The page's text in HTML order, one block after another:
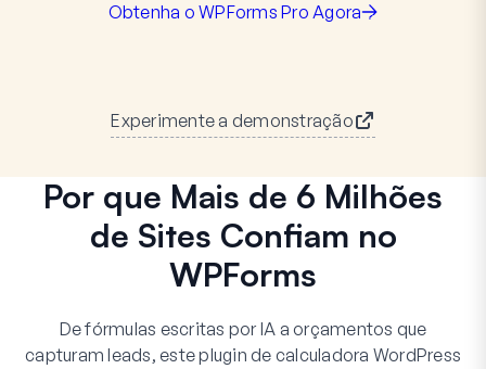
Obtenha o WPForms Pro Agora
Experimente a demonstração
Por que Mais de 6 Milhões
de Sites Confiam no
WPForms
De fórmulas escritas por IA a orçamentos que
capturam leads, este plugin de calculadora WordPress